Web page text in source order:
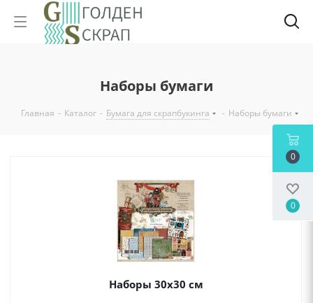
Наборы бумаги
Главная - Каталог - Бумага для скрапбукинга - Наборы бумаги
Наборы 30х30 см
0
0